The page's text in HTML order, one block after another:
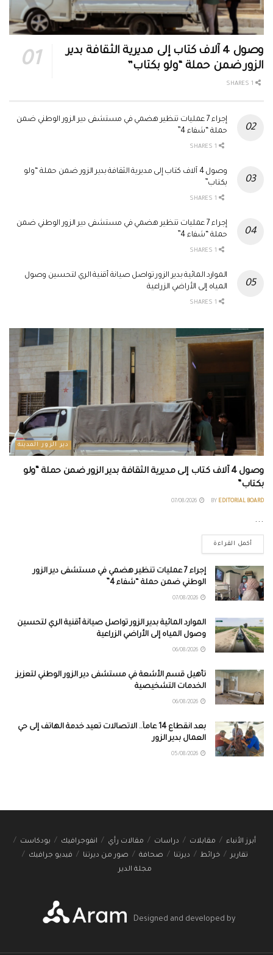
وصول 4 آلاف كتاب إلى مديرية الثقافة بدير
الزور ضمن حملة “ولو بكتاب”
إجراء 7 عمليات تنظير هضمي في مستشفى دير الزور الوطني ضمن
حملة “شفاء 4”
وصول 4 آلاف كتاب إلى مديرية الثقافة بدير الزور ضمن حملة “ولو
بكتاب”
إجراء 7 عمليات تنظير هضمي في مستشفى دير الزور الوطني ضمن
حملة “شفاء 4”
الموارد المائية بدير الزور تواصل صيانة أقنية الري لتحسين وصول
المياه إلى الأراضي الزراعية
دير الزور المدينة
وصول 4 آلاف كتاب إلى مديرية الثقافة بدير الزور ضمن حملة “ولو
بكتاب”
BY EDITORIAL BOARD
...
أكمل القراءة
إجراء 7 عمليات تنظير هضمي في مستشفى دير الزور
الوطني ضمن حملة “شفاء 4”
الموارد المائية بدير الزور تواصل صيانة أقنية الري لتحسين
وصول المياه إلى الأراضي الزراعية
تأهيل قسم الأشعة في مستشفى دير الزور الوطني لتعزيز
الخدمات التشخيصية
بعد انقطاع 14 عاماً.. الاتصالات تعيد خدمة الهاتف إلى حي
العمال بدير الزور
أبرز الأنباء مقابلات دراسات مقالات رأي انفوجرافيك
بودكاست
تقارير
خرائط ديرتنا صحافة صور من ديرتنا
فيديو جرافيك
مجلة الدير
Designed and developed by